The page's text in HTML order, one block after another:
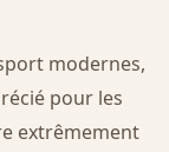
modernes,
pour les
extrêmement